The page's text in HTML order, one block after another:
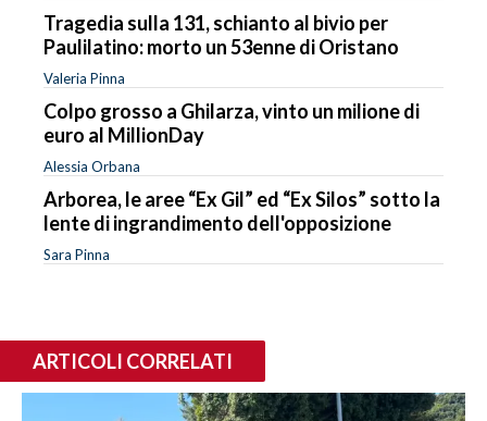
Tragedia sulla 131, schianto al bivio per
Paulilatino: morto un 53enne di Oristano
Valeria Pinna
Colpo grosso a Ghilarza, vinto un milione di
euro al MillionDay
Alessia Orbana
Arborea, le aree “Ex Gil” ed “Ex Silos” sotto la
lente di ingrandimento dell'opposizione
Sara Pinna
ARTICOLI CORRELATI